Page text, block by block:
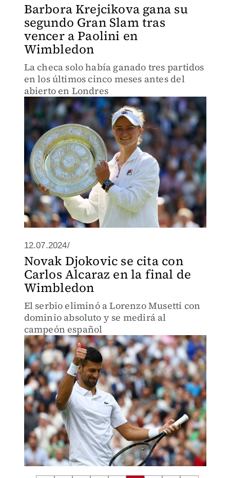
Barbora Krejcikova gana su
segundo Gran Slam tras
vencer a Paolini en
Wimbledon
La checa solo había ganado tres partidos
en los últimos cinco meses antes del
abierto en Londres
12.07.2024/
Novak Djokovic se cita con
Carlos Alcaraz en la final de
Wimbledon
El serbio eliminó a Lorenzo Musetti con
dominio absoluto y se medirá al
campeón español